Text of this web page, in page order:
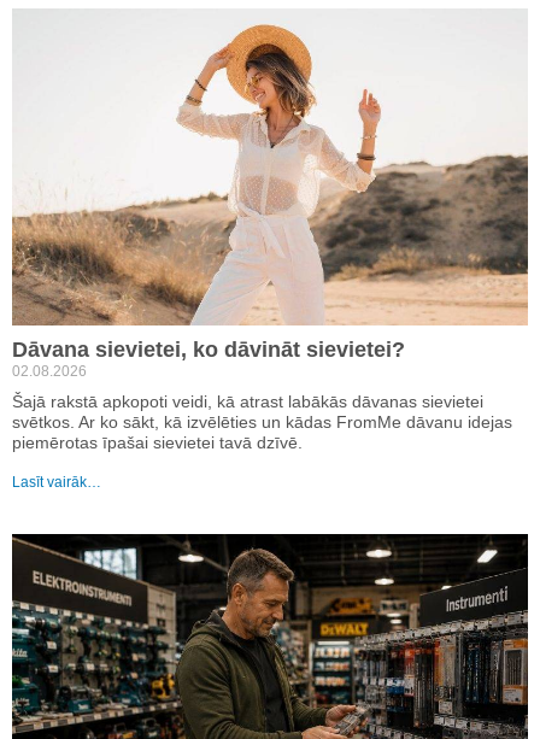
Dāvana sievietei, ko dāvināt sievietei?
02.08.2026
Šajā rakstā apkopoti veidi, kā atrast labākās dāvanas sievietei
svētkos. Ar ko sākt, kā izvēlēties un kādas FromMe dāvanu idejas
piemērotas īpašai sievietei tavā dzīvē.
Lasīt vairāk…